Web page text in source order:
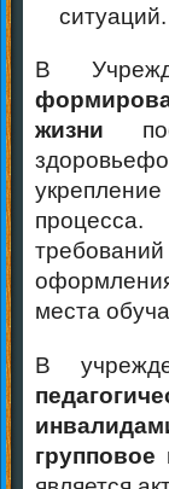
ситуаций.
В
жизни
процесса.
места
В
групповое